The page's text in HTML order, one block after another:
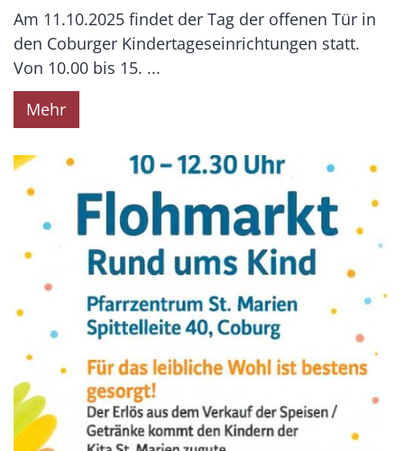
Am 11.10.2025 findet der Tag der offenen Tür in
den Coburger Kindertageseinrichtungen statt.
Von 10.00 bis 15. ...
Mehr